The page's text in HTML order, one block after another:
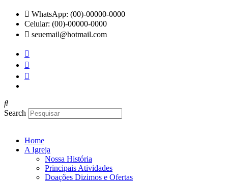
para
conteúdo
WhatsApp: (00)-00000-0000
Celular: (00)-00000-0000
seuemail@hotmail.com
Search
Home
A Igreja
Nossa História
Principais Atividades
Doações Dizimos e Ofertas